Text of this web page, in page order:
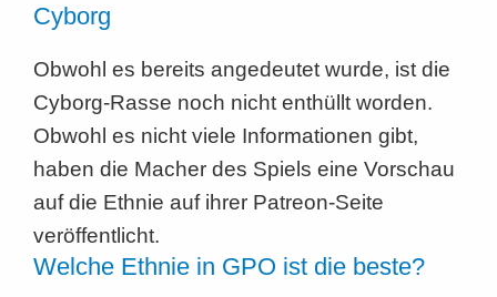
Cyborg
Obwohl es bereits angedeutet wurde, ist die
Cyborg-Rasse noch nicht enthüllt worden.
Obwohl es nicht viele Informationen gibt,
haben die Macher des Spiels eine Vorschau
auf die Ethnie auf ihrer Patreon-Seite
veröffentlicht.
Welche Ethnie in GPO ist die beste?